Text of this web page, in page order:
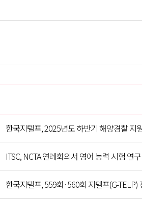
한국지텔프, 2025년도 하반기 해양경찰 지
ITSC, NCTA 연례회의서 영어 능력 시험 연
한국지텔프, 559회·560회 지텔프(G-